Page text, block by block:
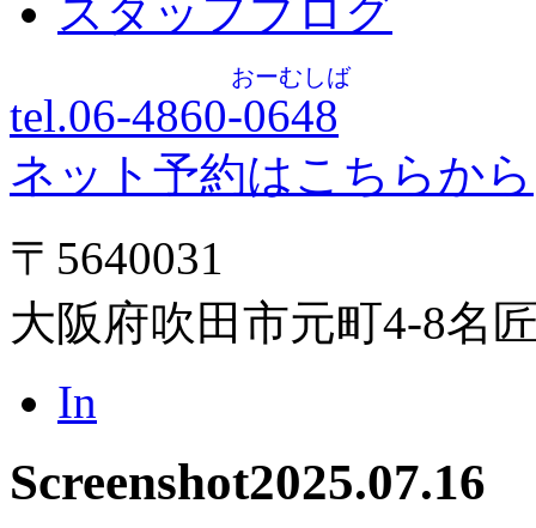
スタッフブログ
tel.06-4860-0648
おーむしば
ネット予約はこちらから
〒5640031
大阪府吹田市元町4-8名
In
Screenshot2025.07.16